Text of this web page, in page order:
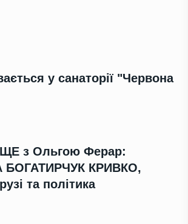
у санаторії "Червона
з Ольгою Ферар:
БОГАТИРЧУК КРИВКО,
та політика